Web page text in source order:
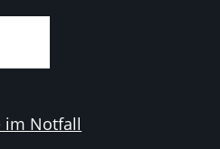
im Notfall